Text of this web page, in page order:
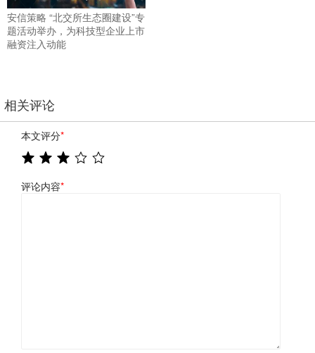
安信策略 “北交所生态圈建设”专
题活动举办，为科技型企业上市
融资注入动能
相关评论
本文评分*
评论内容*